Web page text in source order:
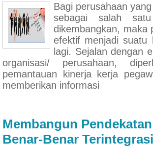
Bagi perusahaan
sebagai salah
dikembangkan, maka
efektif menjadi suatu
lagi. Sejalan dengan
organisasi/ perusahaan,
pemantauan kinerja kerja
memberikan informasi
Membangun
Benar-Benar Terintegrasi